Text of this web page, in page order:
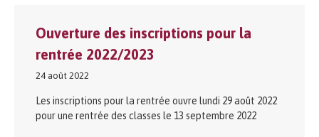
Ouverture des inscriptions pour la
rentrée 2022/2023
24 août 2022
Les inscriptions pour la rentrée ouvre lundi 29 août 2022
pour une rentrée des classes le 13 septembre 2022